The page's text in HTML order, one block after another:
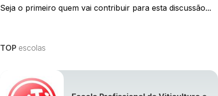
Seja o primeiro quem vai contribuir para esta discussão...
TOP escolas